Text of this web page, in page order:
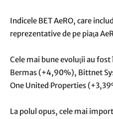
Indicele BET AeRO, care
reprezentative de pe piaţa
Cele mai bune evoluţii au
Bermas (+4,90%), Bittnet
One United Properties
La polul opus, cele mai